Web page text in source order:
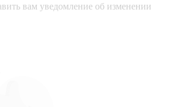
вам уведомление об изменении